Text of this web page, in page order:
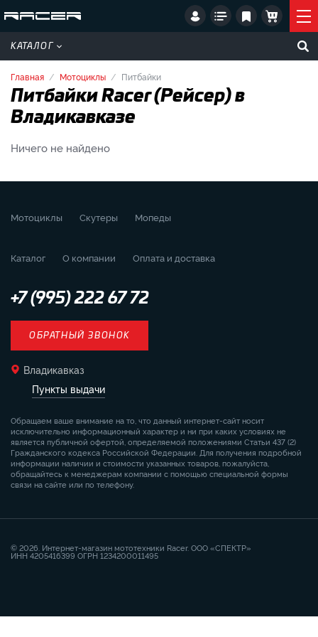
КАТАЛОГ
Главная Мотоциклы Питбайки
Питбайки Racer (Рейсер) в
Владикавказе
Ничего не найдено
Мотоциклы Скутеры Мопеды
Каталог О компании Оплата и доставка
+7 (995) 222 67 72
ОБРАТНЫЙ ЗВОНОК
Владикавказ
Пункты выдачи
Обращаем ваше внимание на то, что данный интернет-сайт носит
исключительно информационный характер и ни при каких условиях не
является публичной офертой, определяемой положениями Статьи 437 (2)
Гражданского кодекса Российской Федерации. Для получения подробной
информации наличии и стоимости указанных товаров, пожалуйста,
обращайтесь к менеджерам компании с помощью специальной формы
связи на сайте или по телефону.
© 2026. Интернет-магазин мототехники Racer. ООО «СПЕКТР»
ИНН 4205416399 ОГРН 1234200011495